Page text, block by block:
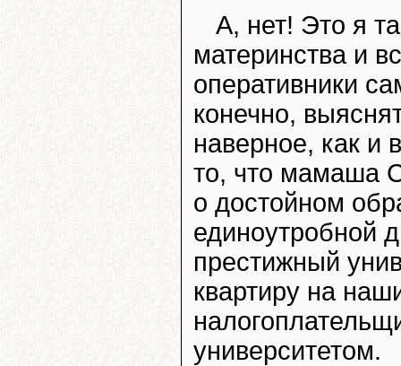
А, нет! Это я
материнства и
оперативники
конечно,
наверное, как и
то, что мамаша
о достойном
единоутробной
престижный
квартиру на
университетом.